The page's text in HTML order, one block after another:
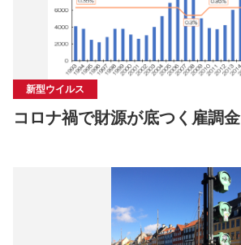
新型ウイルス
コロナ禍で財源が底つく雇調金